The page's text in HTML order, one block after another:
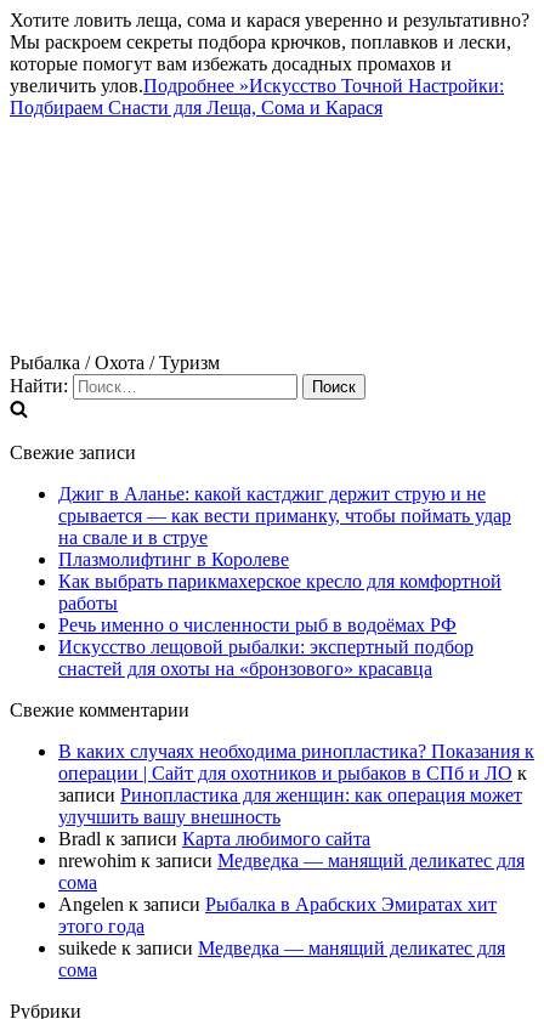
Хотите ловить леща, сома и карася уверенно и результативно?
Мы раскроем секреты подбора крючков, поплавков и лески,
которые помогут вам избежать досадных промахов и
увеличить улов.Подробнее »Искусство Точной Настройки:
Подбираем Снасти для Леща, Сома и Карася
Рыбалка / Охота / Туризм
Найти:
Свежие записи
Джиг в Аланье: какой кастджиг держит струю и не
срывается — как вести приманку, чтобы поймать удар
на свале и в струе
Плазмолифтинг в Королеве
Как выбрать парикмахерское кресло для комфортной
работы
Речь именно о численности рыб в водоёмах РФ
Искусство лещовой рыбалки: экспертный подбор
снастей для охоты на «бронзового» красавца
Свежие комментарии
В каких случаях необходима ринопластика? Показания к
операции | Сайт для охотников и рыбаков в СПб и ЛО к
записи Ринопластика для женщин: как операция может
улучшить вашу внешность
Bradl к записи Карта любимого сайта
nrewohim к записи Медведка — манящий деликатес для
сома
Angelen к записи Рыбалка в Арабских Эмиратах хит
этого года
suikede к записи Медведка — манящий деликатес для
сома
Рубрики